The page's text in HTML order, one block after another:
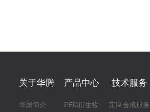
关于华腾
华腾简介
产品中心
PEG衍生物
技术服务
定制合成服务